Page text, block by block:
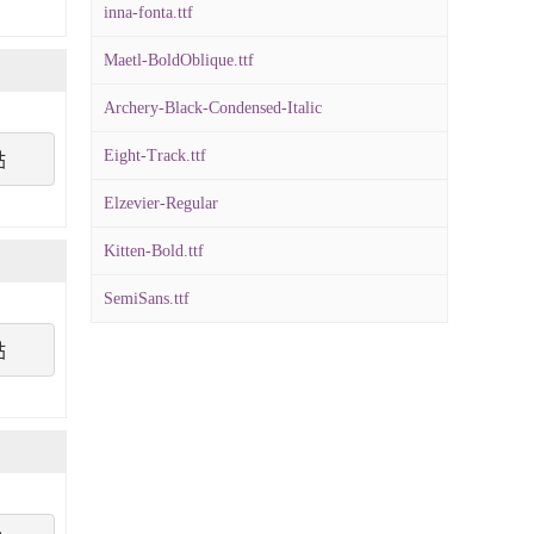
inna-fonta.ttf
Maetl-BoldOblique.ttf
Archery-Black-Condensed-Italic
Eight-Track.ttf
Elzevier-Regular
Kitten-Bold.ttf
SemiSans.ttf